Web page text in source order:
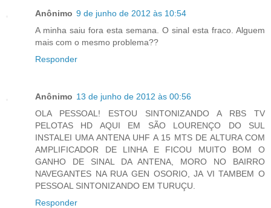
Anônimo 9 de junho de 2012 às 10:54
A minha saiu fora esta semana. O sinal esta fraco. Alguem
mais com o mesmo problema??
Responder
Anônimo 13 de junho de 2012 às 00:56
OLA PESSOAL! ESTOU SINTONIZANDO A RBS TV
PELOTAS HD AQUI EM SÃO LOURENÇO DO SUL
INSTALEI UMA ANTENA UHF A 15 MTS DE ALTURA COM
AMPLIFICADOR DE LINHA E FICOU MUITO BOM O
GANHO DE SINAL DA ANTENA, MORO NO BAIRRO
NAVEGANTES NA RUA GEN OSORIO, JA VI TAMBEM O
PESSOAL SINTONIZANDO EM TURUÇU.
Responder